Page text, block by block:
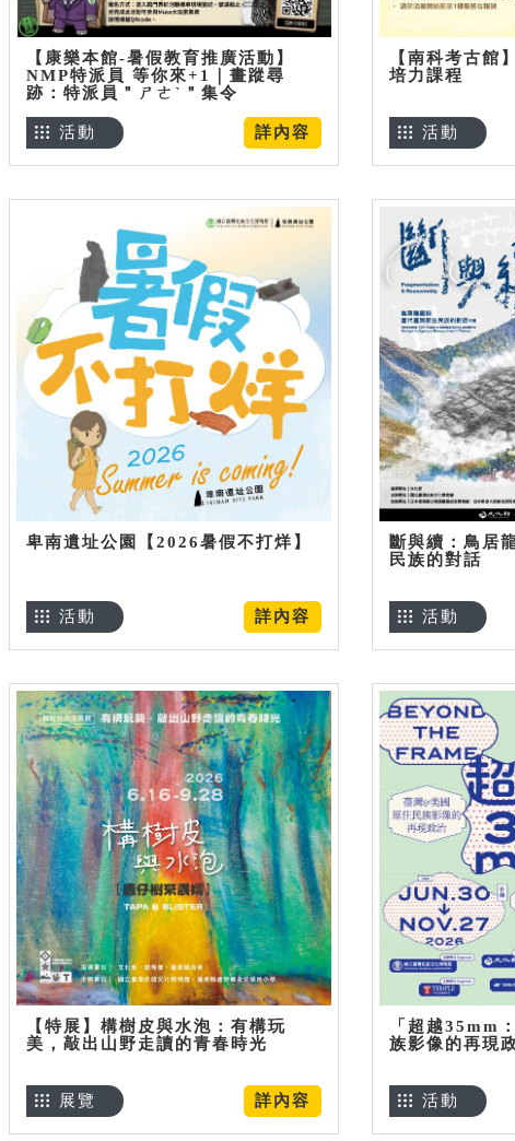
【康樂本館-暑假教育推廣活動】
NMP特派員 等你來+1｜畫蹤尋
跡：特派員＂ㄕㄜˋ＂集令
詳內容
活動
【南科考古館
培力課程
活動
卑南遺址公園【2026暑假不打烊】
詳內容
活動
斷與續：鳥居
民族的對話
活動
【特展】構樹皮與水泡：有構玩
美，敲出山野走讀的青春時光
詳內容
展覽
「超越35mm
族影像的再現
活動